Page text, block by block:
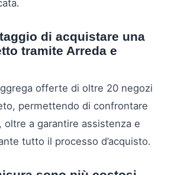
di acquistare una
tramite Arreda e
offerte di oltre 20 negozi
permettendo di confrontare
oltre a garantire assistenza e
tutto il processo d’acquisto.